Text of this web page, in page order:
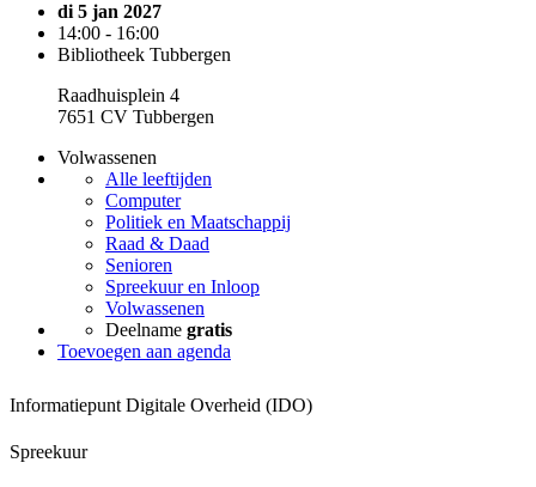
di 5 jan 2027
14:00 - 16:00
Bibliotheek Tubbergen
Raadhuisplein 4
7651 CV Tubbergen
Volwassenen
Alle leeftijden
Computer
Politiek en Maatschappij
Raad & Daad
Senioren
Spreekuur en Inloop
Volwassenen
Deelname gratis
Toevoegen aan agenda
Informatiepunt Digitale Overheid (IDO)
Spreekuur